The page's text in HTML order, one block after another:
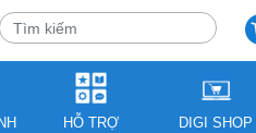
HỖ TRỢ DIGI SHOP